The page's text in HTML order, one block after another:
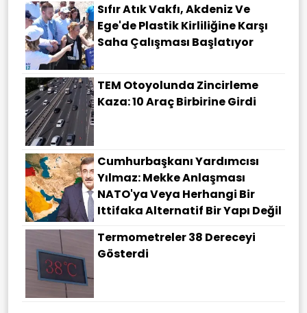
Sıfır Atık Vakfı, Akdeniz Ve
Ege'de Plastik Kirliliğine Karşı
Saha Çalışması Başlatıyor
TEM Otoyolunda Zincirleme
Kaza: 10 Araç Birbirine Girdi
Cumhurbaşkanı Yardımcısı
Yılmaz: Mekke Anlaşması
NATO'ya Veya Herhangi Bir
Ittifaka Alternatif Bir Yapı Değil
Termometreler 38 Dereceyi
Gösterdi